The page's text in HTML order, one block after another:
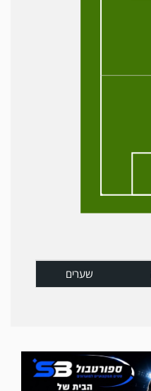
שערים